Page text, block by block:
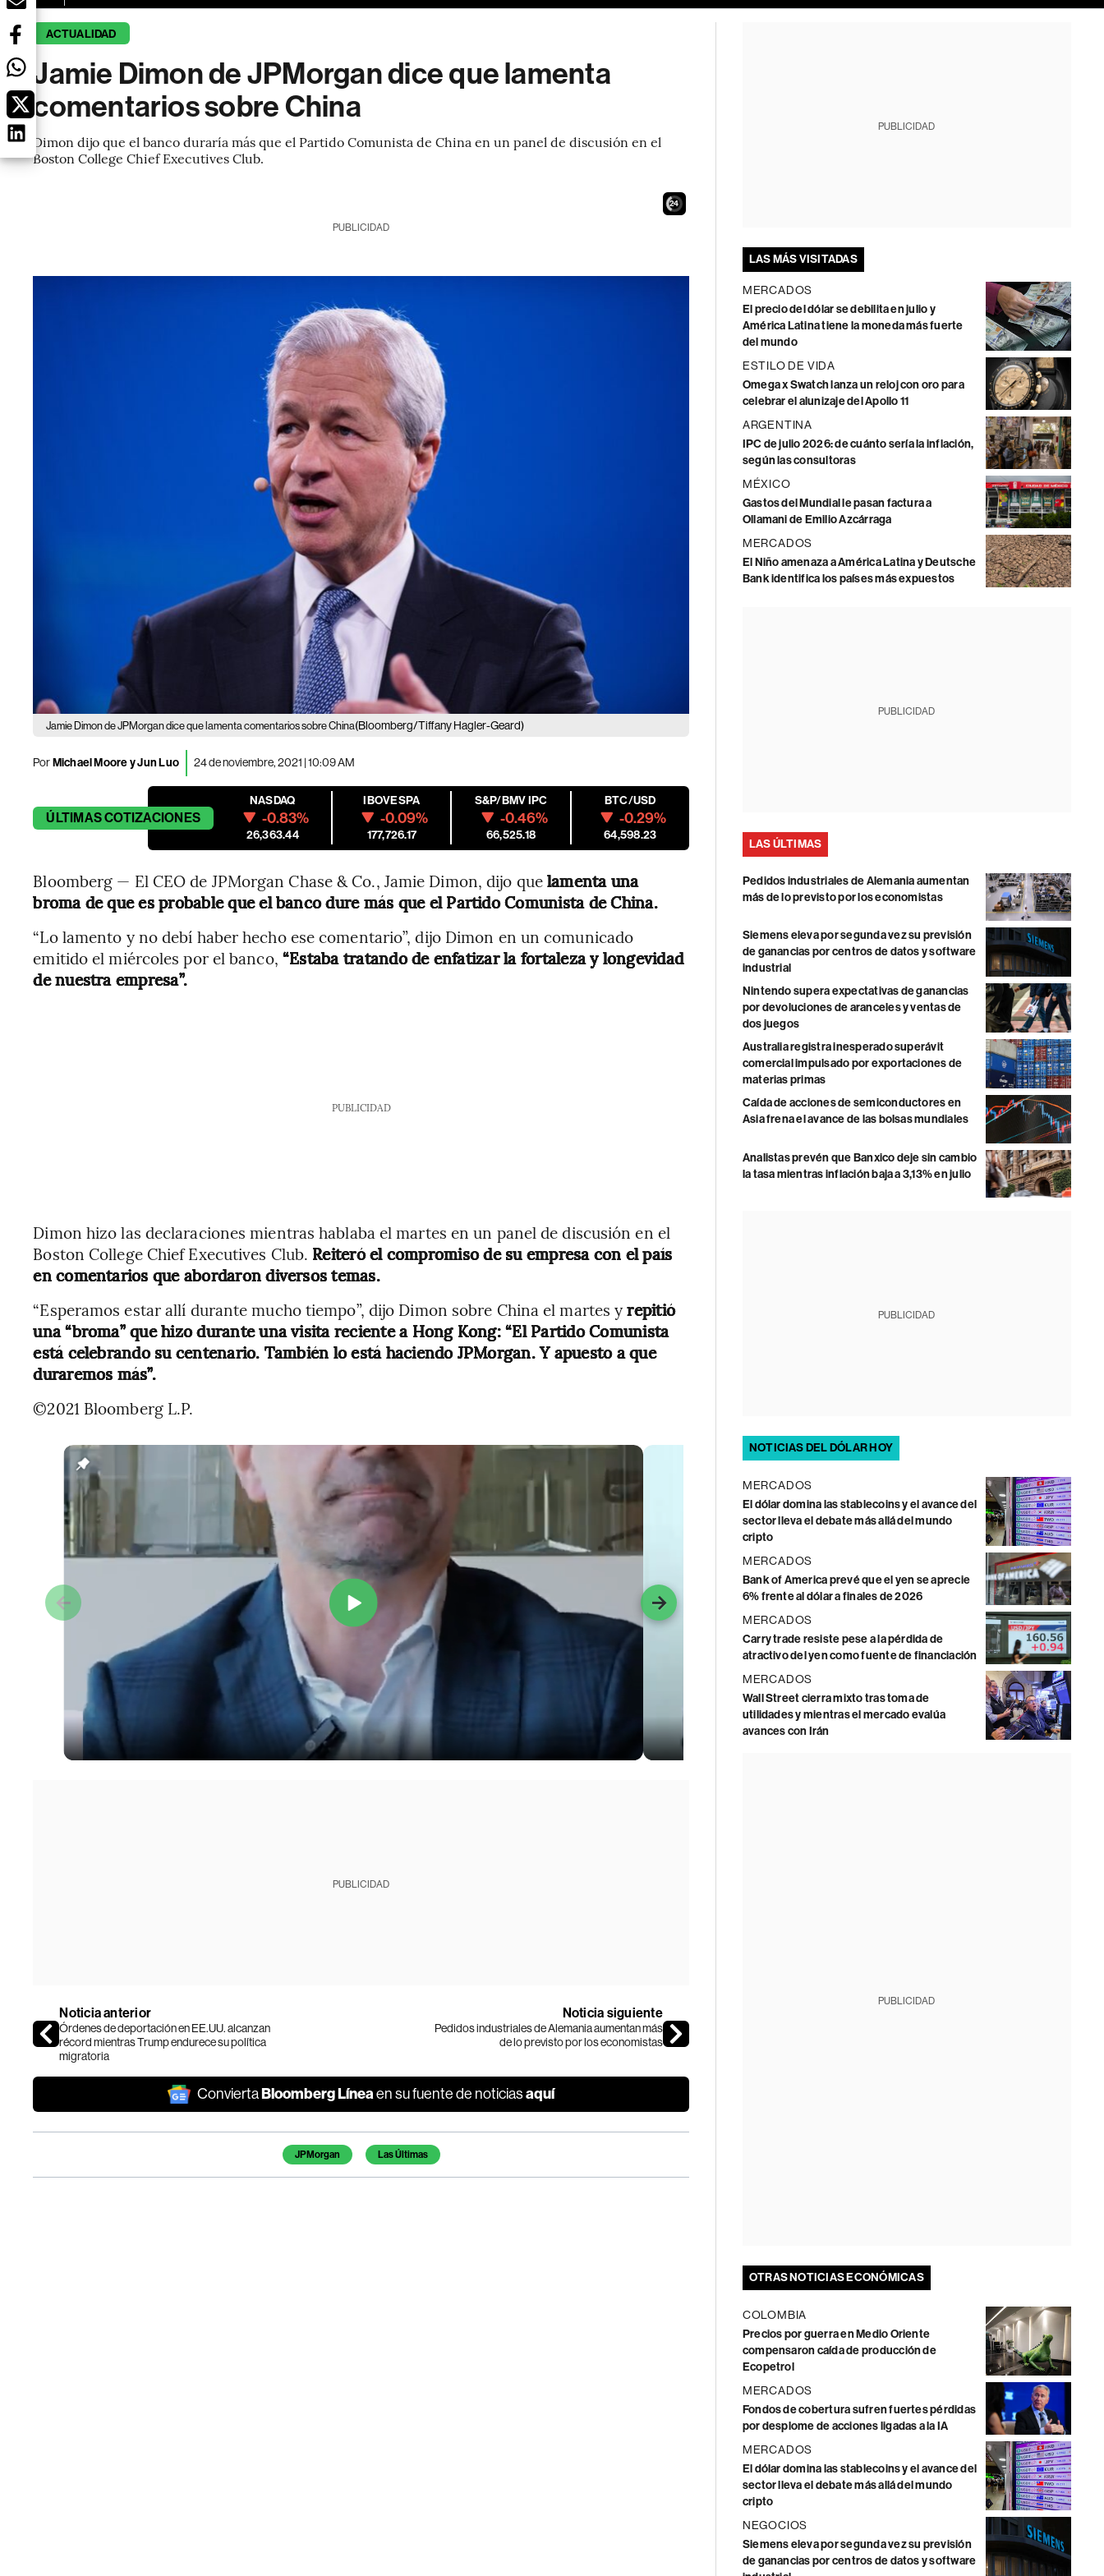
ACTUALIDAD
Jamie Dimon de JPMorgan dice que lamenta
comentarios sobre China
Dimon dijo que el banco duraría más que el Partido Comunista de China en un panel de discusión en el
Boston College Chief Executives Club.
23
PUBLICIDAD
Jamie Dimon de JPMorgan dice que lamenta comentarios sobre China(Bloomberg/Tiffany Hagler-Geard)
PorMichael Moore y Jun Luo 24 de noviembre, 2021 | 10:09 AM
ÚLTIMASCOTIZACIONES
NASDAQ
-0.83%
26,363.44
IBOVESPA
-0.09%
177,726.17
S&P/BMV IPC
-0.46%
66,525.18
BTC/USD
-0.29%
64,598.23
Bloomberg — El CEO de JPMorgan Chase & Co., Jamie Dimon, dijo quelamenta una
broma de que es probable que el banco dure más que el Partido Comunista de China.
“Lo lamento y no debí haber hecho ese comentario”, dijo Dimon en un comunicado
emitido el miércoles por el banco, “Estaba tratando de enfatizar la fortaleza y longevidad
de nuestra empresa”.
PUBLICIDAD
Dimon hizo las declaraciones mientras hablaba el martes en un panel de discusión en el
Boston College Chief Executives Club. Reiteró el compromiso de su empresa con el país
en comentarios que abordaron diversos temas.
“Esperamos estar allí durante mucho tiempo”, dijo Dimon sobre China el martes yrepitió
una “broma” que hizo durante una visita reciente a Hong Kong: “El Partido Comunista
está celebrando su centenario. También lo está haciendo JPMorgan. Y apuesto a que
duraremos más”.
©2021 Bloomberg L.P.
PUBLICIDAD
Noticia anterior
Órdenes de deportación en EE.UU. alcanzan
récord mientras Trump endurece su política
migratoria
Noticia siguiente
Pedidos industriales de Alemania aumentan más
de lo previsto por los economistas
ConviertaBloomberg Líneaen su fuente de noticiasaquí
JPMorgan Las Últimas
PUBLICIDAD
LAS MÁS VISITADAS
MERCADOS
El precio del dólar se debilita en julio y
América Latina tiene la moneda más fuerte
del mundo
ESTILO DE VIDA
Omega x Swatch lanza un reloj con oro para
celebrar el alunizaje del Apollo 11
ARGENTINA
IPC de julio 2026: de cuánto sería la inflación,
según las consultoras
MÉXICO
Gastos del Mundial le pasan factura a
Ollamani de Emilio Azcárraga
MERCADOS
El Niño amenaza a América Latina y Deutsche
Bank identifica los países más expuestos
PUBLICIDAD
LAS ÚLTIMAS
Pedidos industriales de Alemania aumentan
más de lo previsto por los economistas
Siemens eleva por segunda vez su previsión
de ganancias por centros de datos y software
industrial
Nintendo supera expectativas de ganancias
por devoluciones de aranceles y ventas de
dos juegos
Australia registra inesperado superávit
comercial impulsado por exportaciones de
materias primas
Caída de acciones de semiconductores en
Asia frena el avance de las bolsas mundiales
Analistas prevén que Banxico deje sin cambio
la tasa mientras inflación baja a 3,13% en julio
PUBLICIDAD
NOTICIAS DEL DÓLAR HOY
MERCADOS
El dólar domina las stablecoins y el avance del
sector lleva el debate más allá del mundo
cripto
MERCADOS
Bank of America prevé que el yen se aprecie
6% frente al dólar a finales de 2026
MERCADOS
Carry trade resiste pese a la pérdida de
atractivo del yen como fuente de financiación
MERCADOS
Wall Street cierra mixto tras toma de
utilidades y mientras el mercado evalúa
avances con Irán
PUBLICIDAD
OTRAS NOTICIAS ECONÓMICAS
COLOMBIA
Precios por guerra en Medio Oriente
compensaron caída de producción de
Ecopetrol
MERCADOS
Fondos de cobertura sufren fuertes pérdidas
por desplome de acciones ligadas a la IA
MERCADOS
El dólar domina las stablecoins y el avance del
sector lleva el debate más allá del mundo
cripto
NEGOCIOS
Siemens eleva por segunda vez su previsión
de ganancias por centros de datos y software